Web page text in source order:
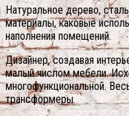
Натуральное дерево,
материалы, каковые
наполнения помещений.
Дизайнер, создавая
малый числом мебели.
многофункциональной.
трансформеры.